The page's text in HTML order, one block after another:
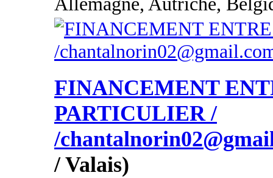
FINANCEMENT
PARTICULIER /
/
/ Valais)